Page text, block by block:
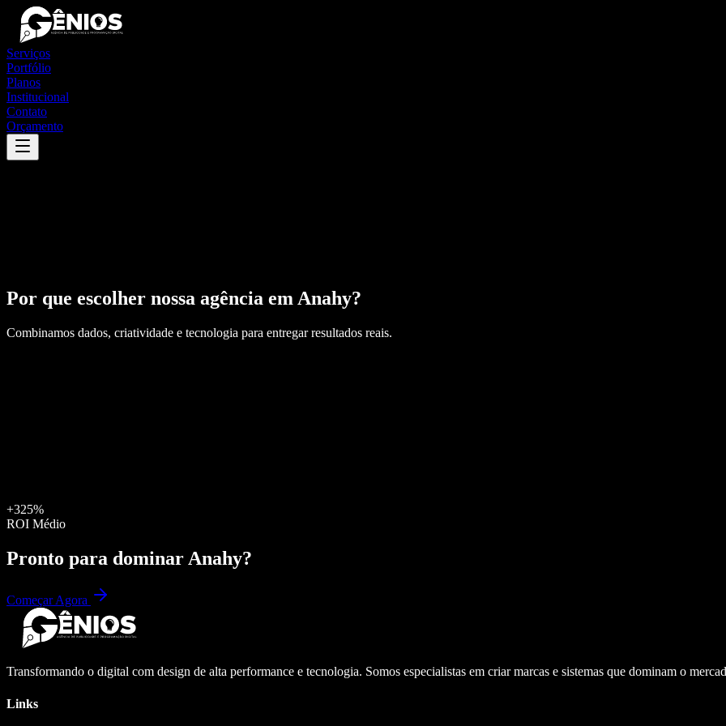
Serviços
Portfólio
Planos
Institucional
Contato
Orçamento
Por que escolher nossa agência em Anahy?
Combinamos dados, criatividade e tecnologia para entregar resultados reais.
+325%
ROI Médio
Pronto para dominar Anahy?
Começar Agora
Transformando o digital com design de alta performance e tecnologia. Somos especialistas em criar marcas e sistemas que dominam o
Links